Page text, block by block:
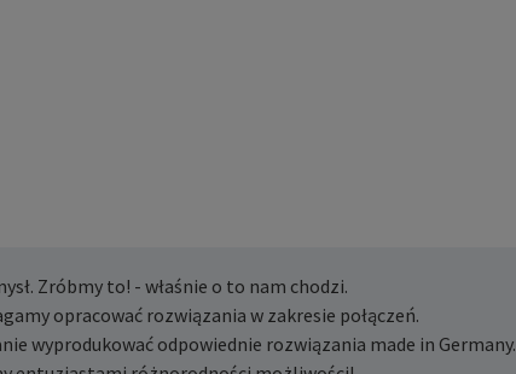
Zróbmy to! - właśnie o to nam chodzi.
opracować rozwiązania w zakresie połączeń.
wyprodukować odpowiednie rozwiązania made in Germany.